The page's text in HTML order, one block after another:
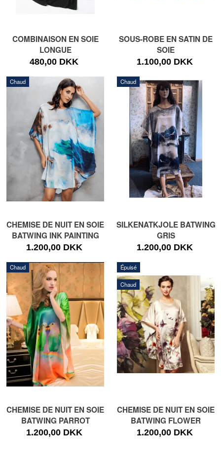
COMBINAISON EN SOIE
LONGUE
480,00 DKK
SOUS-ROBE EN SATIN DE
SOIE
1.100,00 DKK
Chaud
CHEMISE DE NUIT EN SOIE
BATWING INK PAINTING
1.200,00 DKK
Chaud
SILKENATKJOLE BATWING
GRIS
1.200,00 DKK
Chaud
CHEMISE DE NUIT EN SOIE
BATWING PARROT
1.200,00 DKK
Épuisé
Chaud
CHEMISE DE NUIT EN SOIE
BATWING FLOWER
1.200,00 DKK